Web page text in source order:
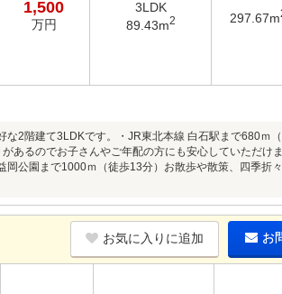
1,500
万円
3LDK
89.43m2 297.67m
な2階建て3LDKです。・JR東北本線 白石駅まで680ｍ
あるのでお子さんやご年配の方にも安心していただけ
公園まで1000ｍ（徒歩13分）お散歩や散策、四季折
お気に入りに追加 お